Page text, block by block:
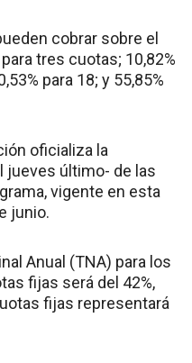
cobrar sobre el
tres cuotas; 10,82%
para 18; y 55,85%
oficializa la
jueves último- de las
vigente en esta
junio.
Anual (TNA) para los
fijas será del 42%,
fijas representará